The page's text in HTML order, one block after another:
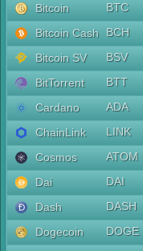
Bitcoin
BTC
Bitcoin Cash
BCH
Bitcoin SV
BSV
BitTorrent
BTT
Cardano
ADA
ChainLink
LINK
Cosmos
ATOM
Dai
DAI
Dash
DASH
Dogecoin
DOGE